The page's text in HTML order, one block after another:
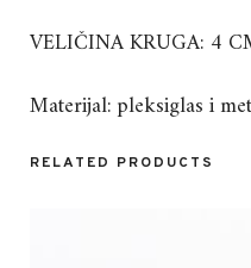
VELIČINA KRUGA: 4
Materijal: pleksiglas i
RELATED PRODUCTS